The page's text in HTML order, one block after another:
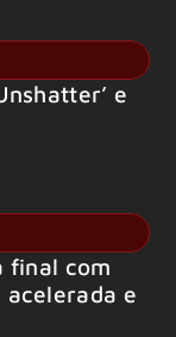
e
final com
acelerada e